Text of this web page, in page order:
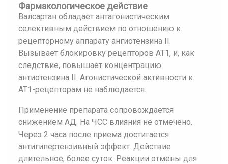
Фармакологическое действие
Валсартан обладает антагонистическим
селективным действием по отношению к
рецепторному аппарату ангиотензина II.
Вызывает блокировку рецепторов AT1, и, как
следствие, повышает концентрацию
антиотензина II. Агонистической активности к
АТ1-рецепторам не наблюдается.
Применение препарата сопровождается
снижением АД. На ЧСС влияния не отмечено.
Через 2 часа после приема достигается
антигипертензивный эффект. Действие
длительное, более суток. Реакции отмены для